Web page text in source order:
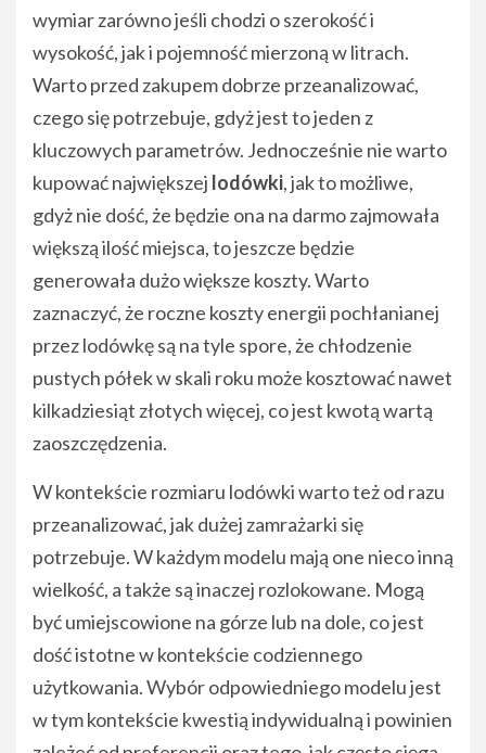
wymiar zarówno jeśli chodzi o szerokość i
wysokość, jak i pojemność mierzoną w litrach.
Warto przed zakupem dobrze przeanalizować,
czego się potrzebuje, gdyż jest to jeden z
kluczowych parametrów. Jednocześnie nie warto
kupować największej lodówki, jak to możliwe,
gdyż nie dość, że będzie ona na darmo zajmowała
większą ilość miejsca, to jeszcze będzie
generowała dużo większe koszty. Warto
zaznaczyć, że roczne koszty energii pochłanianej
przez lodówkę są na tyle spore, że chłodzenie
pustych półek w skali roku może kosztować nawet
kilkadziesiąt złotych więcej, co jest kwotą wartą
zaoszczędzenia.
W kontekście rozmiaru lodówki warto też od razu
przeanalizować, jak dużej zamrażarki się
potrzebuje. W każdym modelu mają one nieco inną
wielkość, a także są inaczej rozlokowane. Mogą
być umiejscowione na górze lub na dole, co jest
dość istotne w kontekście codziennego
użytkowania. Wybór odpowiedniego modelu jest
w tym kontekście kwestią indywidualną i powinien